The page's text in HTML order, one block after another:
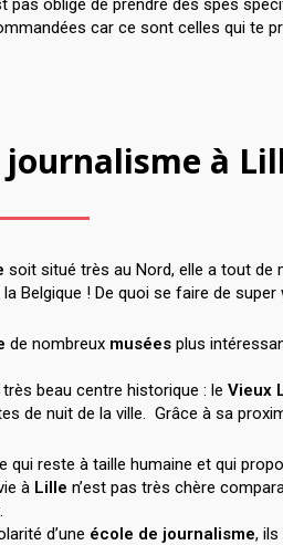
pas obligé de prendre des spés
car ce sont celles qui te
à
soit situé très au Nord, elle a tout de
Belgique ! De quoi se faire de
de nombreux musées plus
beau centre historique : le Vieux
de nuit de la ville. Grâce à sa
qui reste à taille humaine et qui
à Lille n’est pas très chère
d’une école de journalisme,